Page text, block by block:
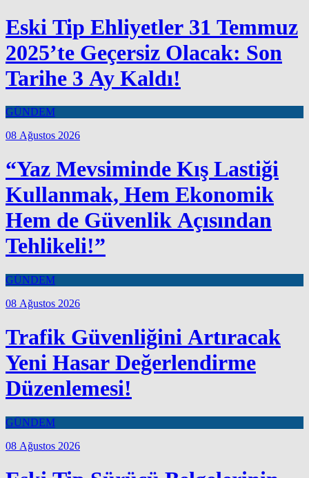
Eski Tip Ehliyetler 31 Temmuz
2025’te Geçersiz Olacak: Son
Tarihe 3 Ay Kaldı!
GÜNDEM
08 Ağustos 2026
“Yaz Mevsiminde Kış Lastiği
Kullanmak, Hem Ekonomik
Hem de Güvenlik Açısından
Tehlikeli!”
GÜNDEM
08 Ağustos 2026
Trafik Güvenliğini Artıracak
Yeni Hasar Değerlendirme
Düzenlemesi!
GÜNDEM
08 Ağustos 2026